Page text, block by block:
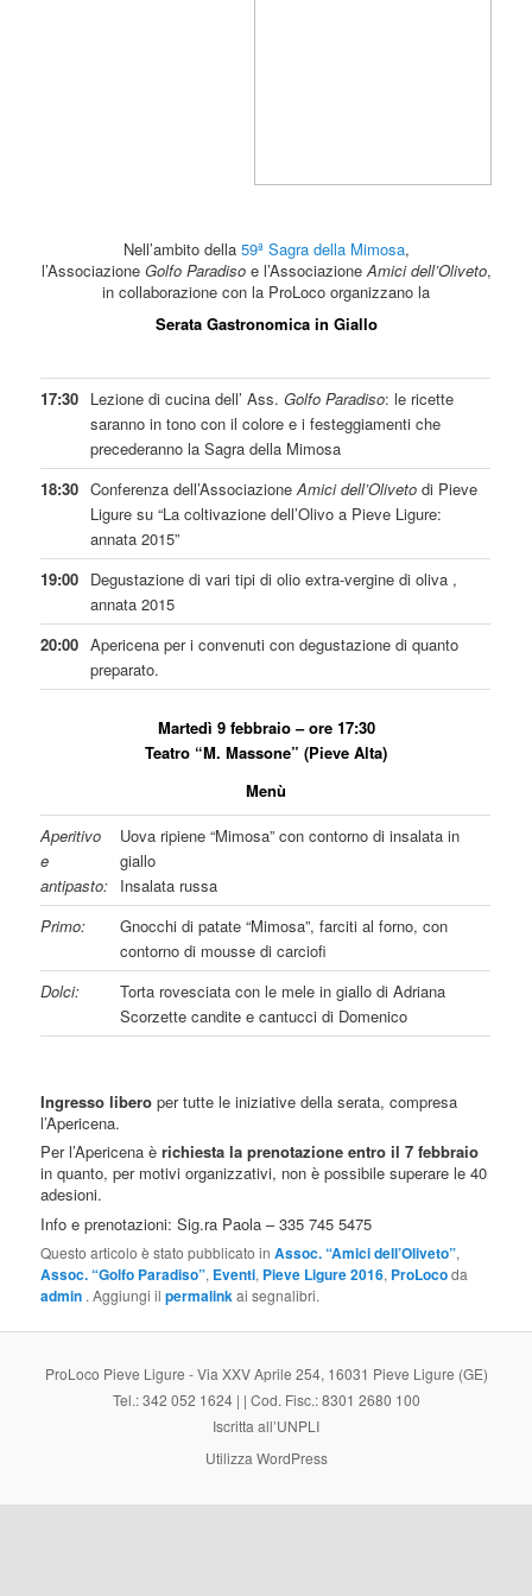
Nell’ambito della 59ª Sagra della Mimosa,
l’Associazione Golfo Paradisoe l’AssociazioneAmici dell’Oliveto,
in collaborazione con la ProLoco organizzano la
Serata Gastro­nomica in Giallo
17:30 Lezione di cucina dell’ Ass.Golfo Paradiso: le ricette
saranno in tono con il colore e i festeggiamenti che
precederanno la Sagra della Mimosa
18:30 Conferenza dell’AssociazioneAmici dell’Oliveto di Pieve
Ligure su “La coltivazione dell’Olivo a Pieve Ligure:
annata 2015”
19:00 Degustazione di vari tipi di olio extra-vergine di oliva ,
annata 2015
20:00 Apericena per i convenuti con degustazione di quanto
preparato.
Martedì 9 febbraio – ore 17:30
Teatro “M. Massone” (Pieve Alta)
Menù
Aperitivo
e
antipasto:
Uova ripiene “Mimosa” con contorno di insalata in
giallo
Insalata russa
Primo:
Gnocchi di patate “Mimosa”, farciti al forno, con
contorno di mousse di carciofi
Dolci:
Torta rovesciata con le mele in giallo di Adriana
Scorzette candite e cantucci di Domenico
Ingresso libero per tutte le iniziative della serata, compresa
l’Apericena.
Per l’Apericena èrichiesta la prenotazione entro il 7 febbraio
in quanto, per motivi organizzativi, non è possibile superare le 40
adesioni.
Info e prenotazioni: Sig.ra Paola – 335 745 5475
Questo articolo è stato pubblicato inAssoc. “Amici dell’Oliveto”,
Assoc. “Golfo Paradiso”, Eventi, Pieve Ligure 2016, ProLocoda
admin . Aggiungi ilpermalinkai segnalibri.
ProLoco Pieve Ligure - Via XXV Aprile 254, 16031 Pieve Ligure (GE)
Tel.: 342 052 1624 | | Cod. Fisc.: 8301 2680 100
Iscritta all’UNPLI
Utilizza WordPress